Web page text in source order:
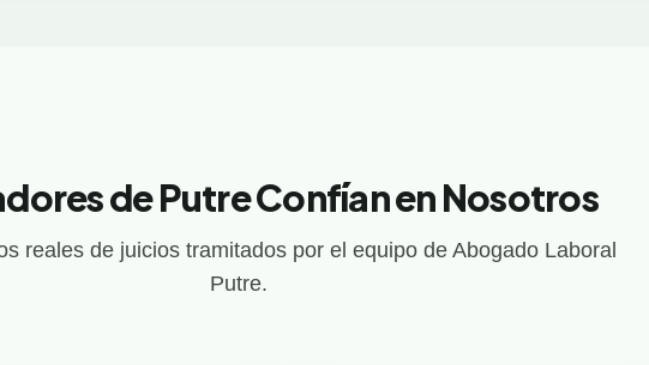
de Putre Confían en Nosotros
reales de juicios tramitados por el equipo de Abogado Laboral
Putre.